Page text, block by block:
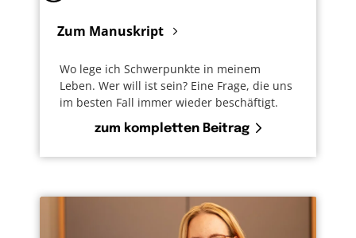
Zum Manuskript
Wo lege ich Schwerpunkte in meinem
Leben. Wer will ist sein? Eine Frage, die uns
im besten Fall immer wieder beschäftigt.
zum kompletten Beitrag